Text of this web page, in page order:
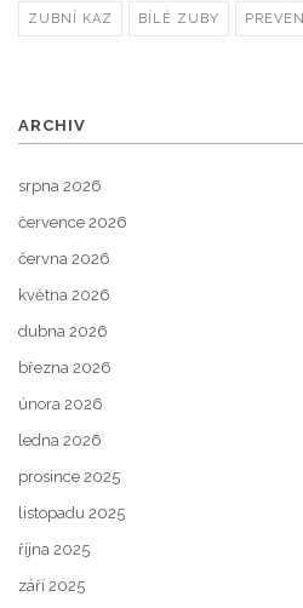
ZUBNÍ KAZ BÍLÉ ZUBY
ARCHIV
srpna 2026
července 2026
června 2026
května 2026
dubna 2026
března 2026
února 2026
ledna 2026
prosince 2025
listopadu 2025
října 2025
září 2025